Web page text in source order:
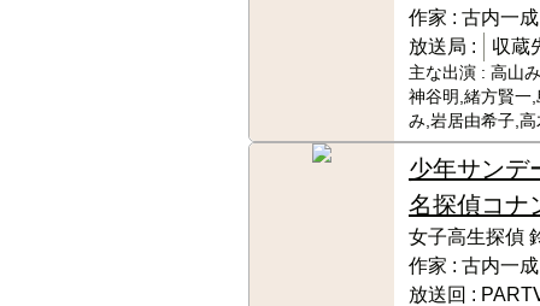
作家 : 古内一成
放送局 :
収蔵
主な出演 : 高山
神谷明,緒方賢一
み,岩居由希子,
少年サンデ
名探偵コナ
女子高生探偵
作家 : 古内一成
放送回 :